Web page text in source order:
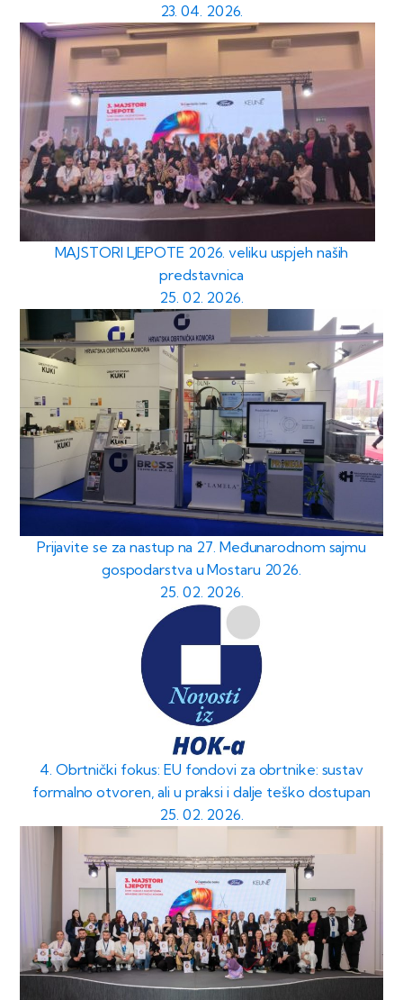
23. 04. 2026.
MAJSTORI LJEPOTE 2026. veliku uspjeh naših
predstavnica
25. 02. 2026.
Prijavite se za nastup na 27. Međunarodnom sajmu
gospodarstva u Mostaru 2026.
25. 02. 2026.
4. Obrtnički fokus: EU fondovi za obrtnike: sustav
formalno otvoren, ali u praksi i dalje teško dostupan
25. 02. 2026.